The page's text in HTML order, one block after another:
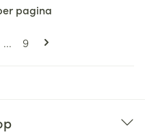
pagina
... Pagina
9
pagina